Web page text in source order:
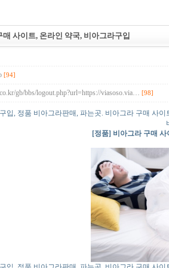
사이트, 온라인 약국, 비아그라구입
[94]
gb/bbs/logout.php?url=https://viasoso.via… [98]
입, 정품 비아그라판매, 파는곳. 비아그라 구매 사
[정품] 비아그라 구매